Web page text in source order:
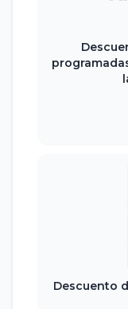
Descuento